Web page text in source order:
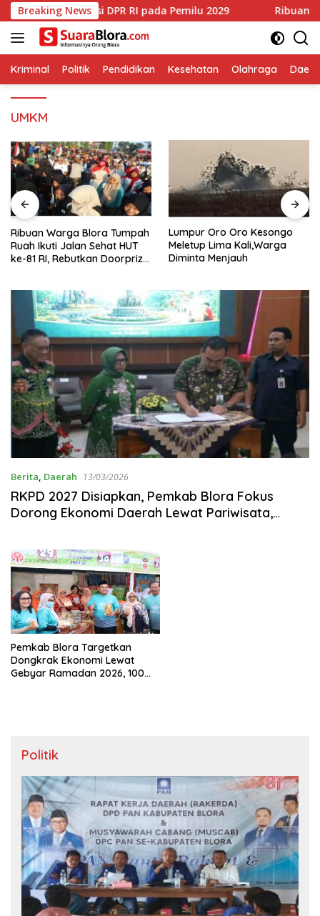
Langsung
ke
konten
Breaking News
1 Kursi DPR RI pada Pemilu 2029 Ribuan Warga
Kriminal Politik Pendidikan Kesehatan Olahraga
UMKM
Ribuan Warga Blora Tumpah
Ruah Ikuti Jalan Sehat HUT
ke-81 RI, Rebutkan Doorprize
Lumpur Oro Oro Kesongo
Meletup Lima Kali,Warga
Diminta Menjauh
Berita, Daerah 13/03/2026
‎RKPD 2027 Disiapkan, Pemkab Blora Fokus
Dorong Ekonomi Daerah Lewat Pariwisata,
‎Pemkab Blora Targetkan
Dongkrak Ekonomi Lewat
Gebyar Ramadan 2026, 100
Politik